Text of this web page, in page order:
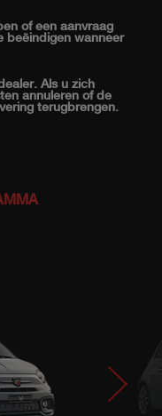
of een aanvraag
beëindigen wanneer
Als u zich
annuleren of de
terugbrengen.